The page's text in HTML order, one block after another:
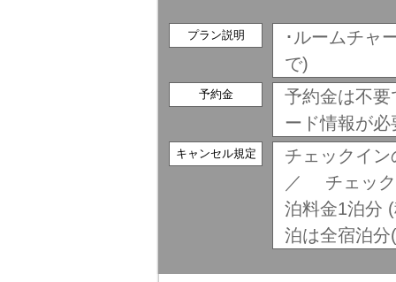
プラン説明
･ルームチャ
で)
予約金
予約金は不
ード情報が
キャンセル規定
チェックイ
／ チェック
泊料金1泊分
泊は全宿泊